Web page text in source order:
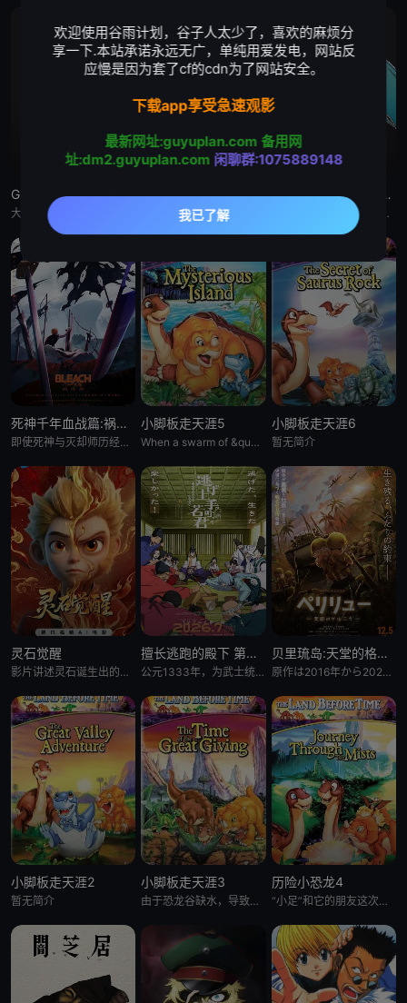
Grow Up Show :向日葵马戏团: Grow Up Show :向日葵马戏团: 恶女不才请多关照 :雏宫蝶鼠换身传:
这个故事起始于架空世界里名为「咏国」的虚构国度。为了培育下一任妃子，会从五大家族中各选一名少女进入宫殿——「雏宫」。进入后宫的少女成为雏女，在雏宫接受做为未来皇后的养成教育。 名门之一、美丽又睿智的
死神千年血战篇:祸进谭:动漫
即使死神与灭却师历经千年的血战尽头，毁灭的未来已隐约可见── &nbsp; &nbsp; &nbsp; &nbsp; &nbsp; &nbsp; &nbsp; &nbsp; &nbsp; &nbsp;
小脚板走天涯5
When a swarm of &quot;leaf-gobblers&quot; devours all
小脚板走天涯6
暂无简介
灵石觉醒
影片讲述灵石诞生出的石灵儿，被石矶娘娘收养。哪吒误伤石矶徒弟，太乙真人偏袒哪吒，锁住石矶。石灵儿为救母学艺，却
擅长逃跑的殿下 第二季
公元1333年，为武士统治日本奠定基石的镰仓幕府，因其所信任的幕臣——足利尊氏的谋反而宣告灭亡。 &nbsp; &nbsp; &nbsp; &nbsp; &nbsp; &nbsp; &nbsp; &n
贝里琉岛:天堂的格尔尼卡:
原作は2016年から2021年までヤングアニマル（白泉社）にて连载され、2017年度の日本漫画家协会赏の优
小脚板走天涯2
暂无简介
小脚板走天涯3
由于恐龙谷缺水，导致大恐龙们反目成仇，“小足”和它四位朋友为此展开寻水之旅。一路上，小恐龙们历经暴龙的攻击
历险小恐龙4
“小足”和它的朋友这次又有新的冒险了。在“小足”所居住的大峡谷外，有一块曾是干燥地，现今却变成沼泽的“神秘
欢迎使用谷雨计划，谷子人太少了，喜欢的麻烦分
享一下.本站承诺永远无广，单纯用爱发电，网站反
应慢是因为套了cf的cdn为了网站安全。
下载app享受急速观影
最新网址:guyuplan.com 备用网
址:dm2.guyuplan.com 闲聊群:1075889148